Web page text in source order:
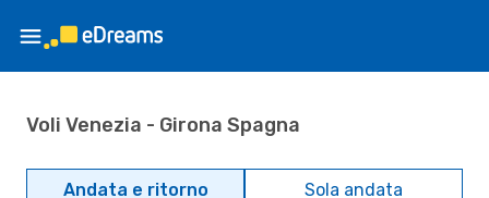
Voli Venezia - Girona Spagna
Andata e ritorno Sola andata